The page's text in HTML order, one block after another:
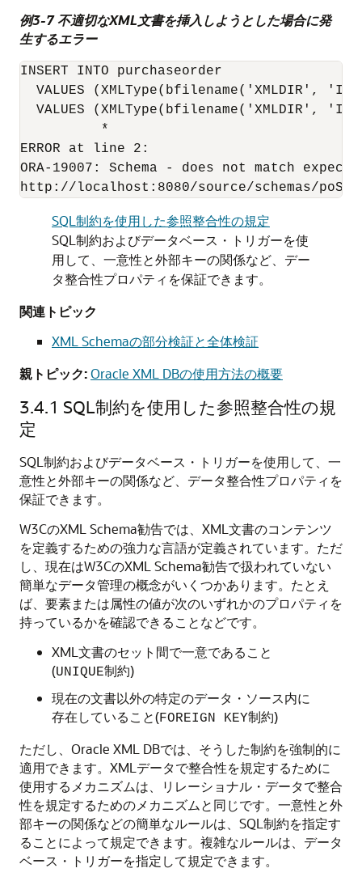
例3-7 不適切なXML文書を挿入しようとした場合に発
生するエラー
INSERT INTO purchaseorder
VALUES (XMLType(bfilename('XMLDIR',
VALUES (XMLType(bfilename('XMLDIR',
          *
ERROR at line 2:
ORA-19007: Schema - does not match
SQL制約を使用した参照整合性の規定
SQL制約およびデータベース・トリガーを使
用して、一意性と外部キーの関係など、デー
タ整合性プロパティを保証できます。
関連トピック
XML Schemaの部分検証と全体検証
親トピック:Oracle XML DBの使用方法の概要
3.4.1 SQL制約を使用した参照整合性の規
定
SQL制約およびデータベース・トリガーを使用して、一
意性と外部キーの関係など、データ整合性プロパティを
保証できます。
W3CのXML Schema勧告では、XML文書のコンテンツ
を定義するための強力な言語が定義されています。ただ
し、現在はW3CのXML Schema勧告で扱われていない
簡単なデータ管理の概念がいくつかあります。たとえ
ば、要素または属性の値が次のいずれかのプロパティを
持っているかを確認できることなどです。
XML文書のセット間で一意であること
(UNIQUE制約)
現在の文書以外の特定のデータ・ソース内に
存在していること(FOREIGN KEY制約)
ただし、Oracle XML DBでは、そうした制約を強制的に
適用できます。XMLデータで整合性を規定するために
使用するメカニズムは、リレーショナル・データで整合
性を規定するためのメカニズムと同じです。一意性と外
部キーの関係などの簡単なルールは、SQL制約を指定す
ることによって規定できます。複雑なルールは、データ
ベース・トリガーを指定して規定できます。